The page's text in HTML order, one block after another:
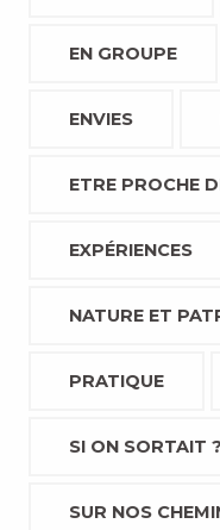
EN GROUPE
ENVIES
ETRE PROCHE
EXPÉRIENCES
NATURE ET
PRATIQUE
SI ON SORTAIT ?
SUR NOS